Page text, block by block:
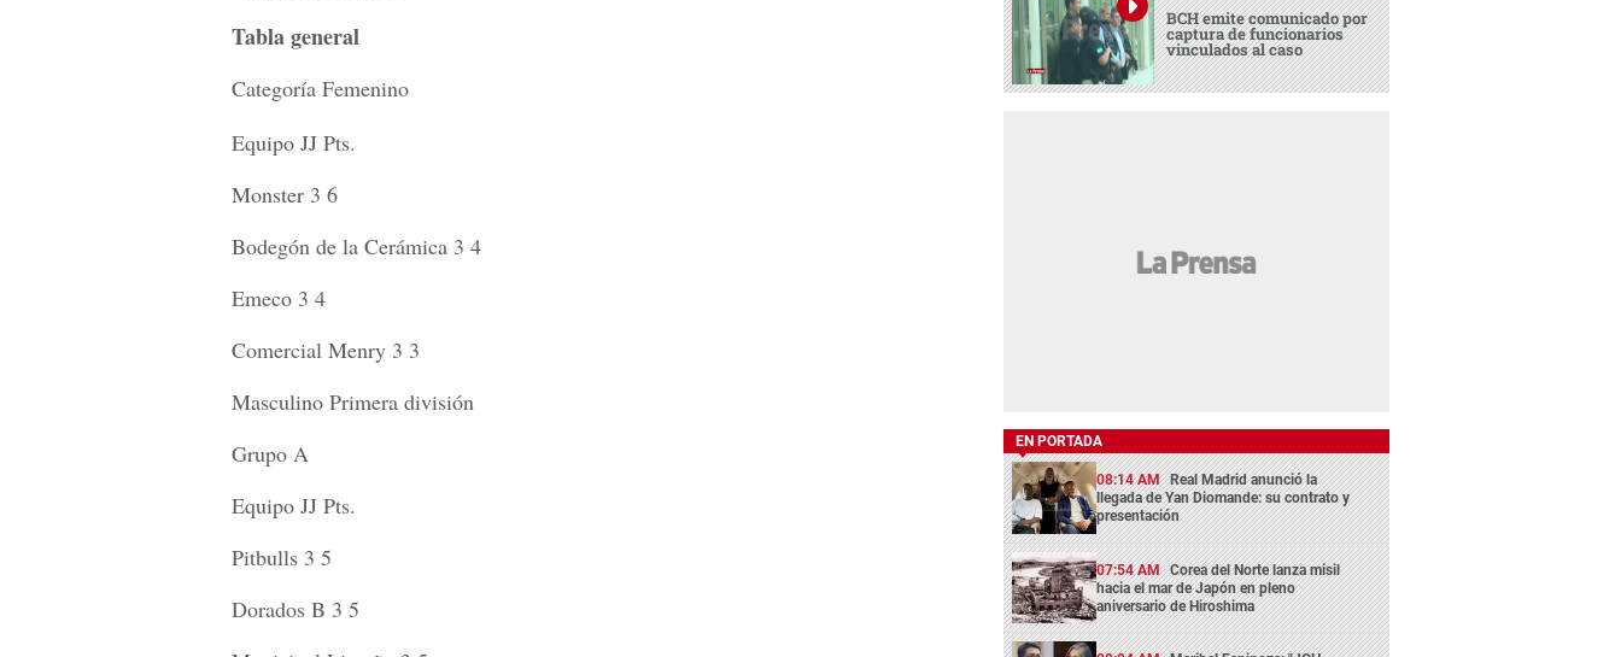
Tabla general
Categoría Femenino
Equipo JJ Pts.
Monster 3 6
Bodegón de la Cerámica 3 4
Emeco 3 4
Comercial Menry 3 3
Masculino Primera división
Grupo A
Equipo JJ Pts.
Pitbulls 3 5
Dorados B 3 5
BCH emite comunicado por
captura de funcionarios
vinculados al caso
EN PORTADA
08:14 AM Real Madrid anunció la
llegada de Yan Diomande: su contrato y
presentación
07:54 AM Corea del Norte lanza misil
hacia el mar de Japón en pleno
aniversario de Hiroshima